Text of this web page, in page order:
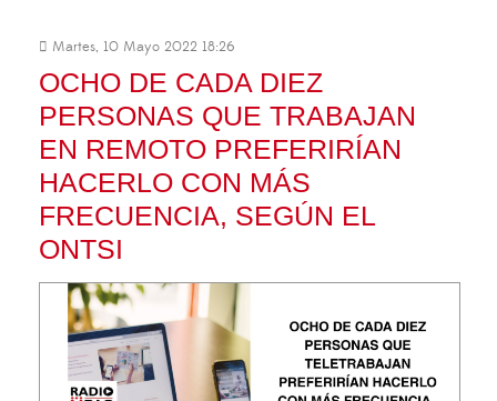
Martes, 10 Mayo 2022 18:26
OCHO DE CADA DIEZ
PERSONAS QUE TRABAJAN
EN REMOTO PREFERIRÍAN
HACERLO CON MÁS
FRECUENCIA, SEGÚN EL
ONTSI